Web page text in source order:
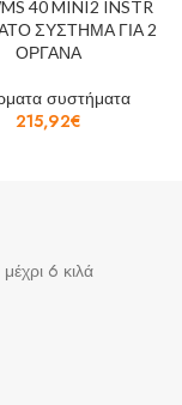
40 MINI2 INSTR
ΣΥΣΤΗΜΑ ΓΙΑ 2
ΟΡΓΑΝΑ
συστήματα
215,92€
6 κιλά